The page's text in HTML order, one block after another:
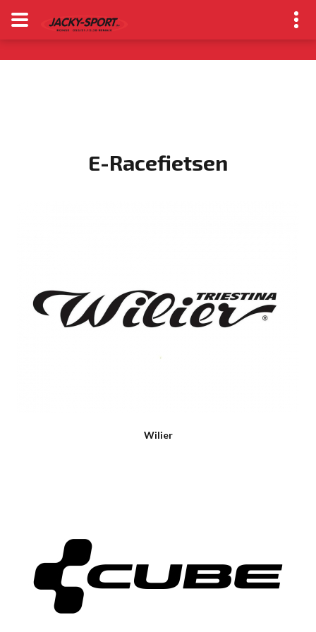
E-Racefietsen
Wilier